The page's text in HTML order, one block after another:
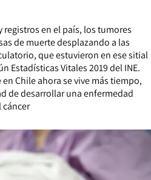
registros en el país, los tumores
de muerte desplazando a las
que estuvieron en ese sitial
Estadísticas Vitales 2019 del INE.
Chile ahora se vive más tiempo,
de desarrollar una enfermedad
cáncer